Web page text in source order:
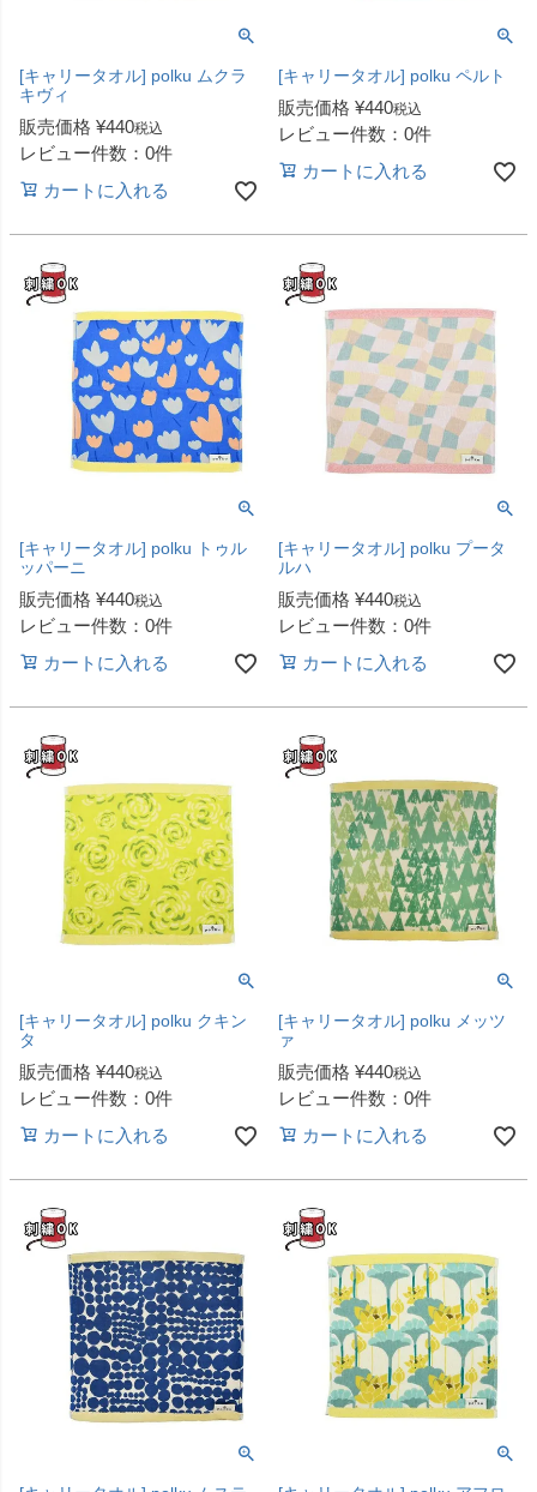
[キャリータオル] polku ムクラ
キヴィ
販売価格 ¥440税込
レビュー件数：0件
カートに入れる
[キャリータオル] polku ペルト
販売価格 ¥440税込
レビュー件数：0件
カートに入れる
[キャリータオル] polku トゥル
ッパーニ
販売価格 ¥440税込
レビュー件数：0件
カートに入れる
[キャリータオル] polku プータ
ルハ
販売価格 ¥440税込
レビュー件数：0件
カートに入れる
[キャリータオル] polku クキン
タ
販売価格 ¥440税込
レビュー件数：0件
カートに入れる
[キャリータオル] polku メッツ
ァ
販売価格 ¥440税込
レビュー件数：0件
カートに入れる